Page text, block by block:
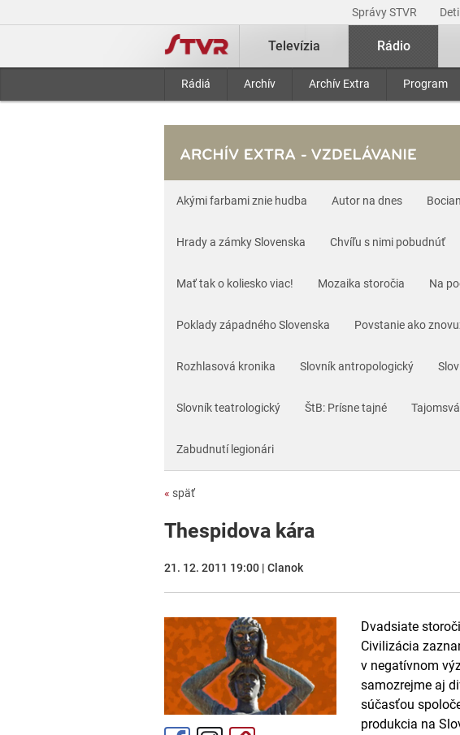
Správy STVR Deti
Televízia Rádio
Rádiá Archív Archív Extra Program
Akými farbami znie hudba Autor na dnes
Hrady a zámky Slovenska Chvíľu s nimi pobudnúť
Mať tak o koliesko viac! Mozaika storočia Na
Poklady západného Slovenska Povstanie ako
Rozhlasová kronika Slovník antropologický
Slovník teatrologický ŠtB: Prísne tajné
Zabudnutí legionári
« späť
Thespidova kára
21. 12. 2011 19:00 | Clanok
Dvadsiate
Civilizácia
v negatívnom
samozrejme aj
súčasťou
produkcia na